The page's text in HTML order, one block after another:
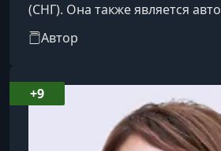
(СНГ). Она также является
первого в России подкаста об
развитии — «Вся правда об
международных проектах,
конференциях, посвящённых
развитию. Среди них — Eco-
Sustainability Outreach,
Автор
+9